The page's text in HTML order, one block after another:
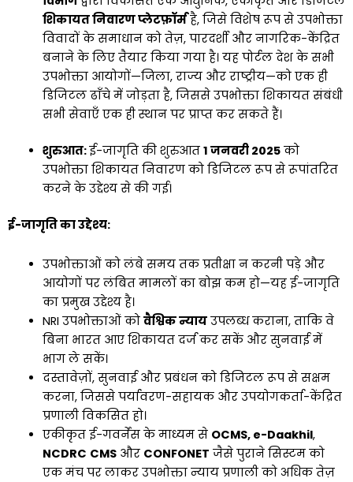
शिकायत निवारण प्लेटफ़ॉर्महै, जिसे विशेष रूप से उपभोक्ता
विवादों के समाधान को तेज़, पारदर्शी और नागरिक-केंद्रित
बनाने के लिए तैयार किया गया है। यह पोर्टल देश के सभी
उपभोक्ता आयोगों—जिला, राज्य और राष्ट्रीय—को एक ही
डिजिटल ढाँचे में जोड़ता है, जिससे उपभोक्ता शिकायत संबंधी
सभी सेवाएँ एक ही स्थान पर प्राप्त कर सकते हैं।
शुरुआत:ई-जागृति की शुरुआत 1 जनवरी 2025को
उपभोक्ता शिकायत निवारण को डिजिटल रूप से रूपांतरित
करने के उद्देश्य से की गई।
ई-जागृति का उद्देश्य:
उपभोक्ताओं को लंबे समय तक प्रतीक्षा न करनी पड़े और
आयोगों पर लंबित मामलों का बोझ कम हो—यह ई-जागृति
का प्रमुख उद्देश्य है।
NRI उपभोक्ताओं को वैश्विक न्यायउपलब्ध कराना, ताकि वे
बिना भारत आए शिकायत दर्ज कर सकें और सुनवाई में
भाग ले सकें।
दस्तावेज़ों, सुनवाई और प्रबंधन को डिजिटल रूप से सक्षम
करना, जिससे पर्यावरण-सहायक और उपयोगकर्ता-केंद्रित
प्रणाली विकसित हो।
एकीकृत ई-गवर्नेंस के माध्यम से OCMS, e-Daakhil,
NCDRC CMSऔर CONFONET जैसे पुराने सिस्टम को
एक मंच पर लाकर उपभोक्ता न्याय प्रणाली को अधिक तेज़